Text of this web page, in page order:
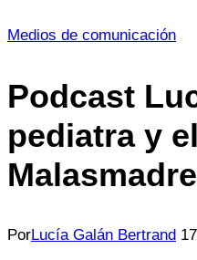
Medios de comunicación
Podcast
pediatra y
PorLucía Galán Bertrand